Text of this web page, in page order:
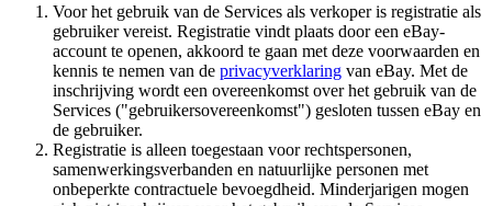
Voor het gebruik van de Services als verkoper is registratie als
gebruiker vereist. Registratie vindt plaats door een eBay-
account te openen, akkoord te gaan met deze voorwaarden en
kennis te nemen van de privacyverklaring van eBay. Met de
inschrijving wordt een overeenkomst over het gebruik van de
Services ("gebruikersovereenkomst") gesloten tussen eBay en
de gebruiker.
Registratie is alleen toegestaan voor rechtspersonen,
samenwerkingsverbanden en natuurlijke personen met
onbeperkte contractuele bevoegdheid. Minderjarigen mogen